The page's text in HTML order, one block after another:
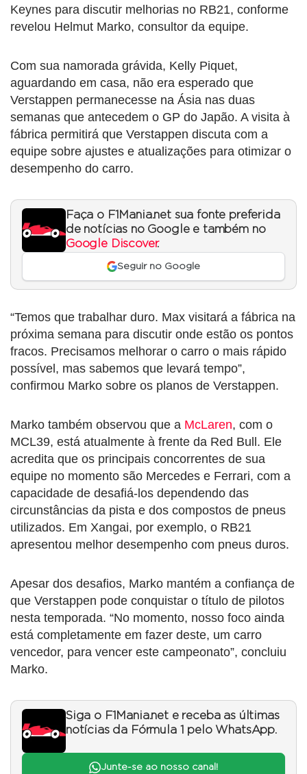
Keynes para discutir melhorias no RB21, conforme
revelou Helmut Marko, consultor da equipe.
Com sua namorada grávida, Kelly Piquet,
aguardando em casa, não era esperado que
Verstappen permanecesse na Ásia nas duas
semanas que antecedem o GP do Japão. A visita à
fábrica permitirá que Verstappen discuta com a
equipe sobre ajustes e atualizações para otimizar o
desempenho do carro.
Faça o F1Mania.net sua fonte preferida
de notícias no Google e também no
Google Discover.
Seguir no Google
“Temos que trabalhar duro. Max visitará a fábrica na
próxima semana para discutir onde estão os pontos
fracos. Precisamos melhorar o carro o mais rápido
possível, mas sabemos que levará tempo”,
confirmou Marko sobre os planos de Verstappen.
Marko também observou que a McLaren, com o
MCL39, está atualmente à frente da Red Bull. Ele
acredita que os principais concorrentes de sua
equipe no momento são Mercedes e Ferrari, com a
capacidade de desafiá-los dependendo das
circunstâncias da pista e dos compostos de pneus
utilizados. Em Xangai, por exemplo, o RB21
apresentou melhor desempenho com pneus duros.
Apesar dos desafios, Marko mantém a confiança de
que Verstappen pode conquistar o título de pilotos
nesta temporada. “No momento, nosso foco ainda
está completamente em fazer deste, um carro
vencedor, para vencer este campeonato”, concluiu
Marko.
Siga o F1Mania.net e receba as últimas
notícias da Fórmula 1 pelo WhatsApp.
Junte-se ao nosso canal!